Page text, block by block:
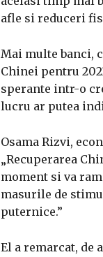
afle si reduceri
Mai multe banci,
Chinei pentru
sperante intr-o
lucru ar putea
Osama Rizvi,
„Recuperarea
moment si va
masurile de
puternice.”
El a remarcat, de